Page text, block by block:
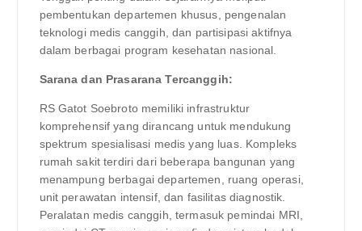
pembentukan departemen khusus, pengenalan
teknologi medis canggih, dan partisipasi aktifnya
dalam berbagai program kesehatan nasional.
Sarana dan Prasarana Tercanggih:
RS Gatot Soebroto memiliki infrastruktur
komprehensif yang dirancang untuk mendukung
spektrum spesialisasi medis yang luas. Kompleks
rumah sakit terdiri dari beberapa bangunan yang
menampung berbagai departemen, ruang operasi,
unit perawatan intensif, dan fasilitas diagnostik.
Peralatan medis canggih, termasuk pemindai MRI,